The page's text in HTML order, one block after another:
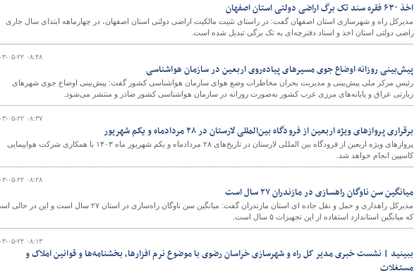
اخذ ۶۳۰ فقره سند تک برگ اراضی دولتی استان اصفهان
مدیرکل راه و شهرسازی استان اصفهان گفت: در راستای تثبیت مالکیت اراضی دولتی استان اصفهان، در چهارماهه ابتدای سال جاری
۱۴۰۳-۰۵-۲۲
پیش‌بینی روزانه اوضاع جوی مسیرهای پیاده‌روی اربعین در سازمان هواشناسی
رئیس مرکز ملی پیش‌بینی و مدیریت بحران مخاطرات وضع هوای سازمان هواشناسی کشور گفت: پیش‌بینی اوضاع جوی شهرهای
زیارتی عراق و پایانه‌های مرزی غرب کشور به‌صورت روزانه در سازمان هواشناسی کشور صادر و منتشر می‌شود.
۱۴۰۳-۰۵-۲۲
برقراری پروازهای ویژه اربعین از فرودگاه بین‌المللی لارستان در ۲۸ مردادماه و یکم شهریور
پروازهای ویژه اربعین از فرودگاه بین المللی لارستان در تاریخ‌های ۲۸ مردادماه و یکم شهریور ماه ۱۴۰۳ با همکاری شرکت هواپیمایی
کاسپین انجام خواهد شد.
۱۴۰۳-۰۵-۲۲
میانگین سن ناوگان راهسازی در مازندران ۲۷ سال است
مدیرکل راهداری و حمل و نقل جاده ای استان مازندران گفت: میانگین سن ناوگان راه‌سازی در استان ۲۷ سال است و این
که میانگین استاندارد استفاده از این تجهیزات ۵ سال است.
۱۴۰۳-۰۵-۲۲
ببینید | نشست خبری مدیر کل راه و شهرسازی خراسان رضوی با موضوع نرم افزارها، بخشنامه‌ها و قوانین املاک و